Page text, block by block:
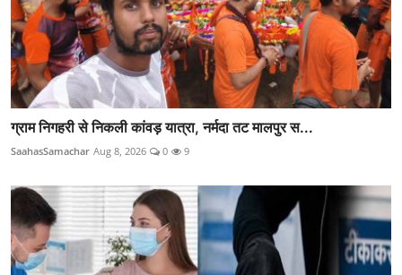
ग्राम निगहरी से निकली कांवड़ यात्रा, नर्मदा तट मालपुर स...
SaahasSamachar Aug 8, 2026 0 9